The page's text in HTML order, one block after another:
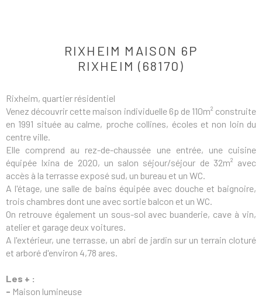
RIXHEIM MAISON 6P
RIXHEIM (68170)
Rixheim, quartier résidentiel
Venez découvrir cette maison individuelle 6p de 110m² construite
en 1991 située au calme, proche collines, écoles et non loin du
centre ville.
Elle comprend au rez-de-chaussée une entrée, une cuisine
équipée Ixina de 2020, un salon séjour/séjour de 32m² avec
accès à la terrasse exposé sud, un bureau et un WC.
A l'étage, une salle de bains équipée avec douche et baignoire,
trois chambres dont une avec sortie balcon et un WC.
On retrouve également un sous-sol avec buanderie, cave à vin,
atelier et garage deux voitures.
A l'extérieur, une terrasse, un abri de jardin sur un terrain cloturé
et arboré d'environ 4,78 ares.
Les + :
- Maison lumineuse